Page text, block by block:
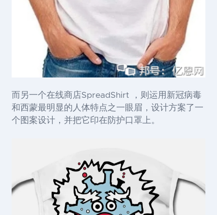
而另一个在线商店SpreadShirt ，则运用新冠病毒
和西蒙最明显的人体特点之一眼眉，设计方案了一
个图案设计，并把它印在防护口罩上。